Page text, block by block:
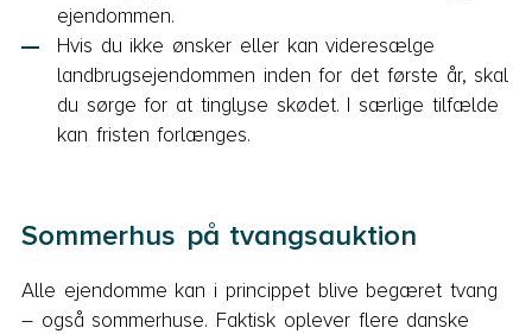
ejendommen.
Hvis du ikke ønsker eller kan videresælge
landbrugsejendommen inden for det første år, skal
du sørge for at tinglyse skødet. I særlige tilfælde
kan fristen forlænges.
Sommerhus på tvangsauktion
Alle ejendomme kan i princippet blive begæret tvang
– også sommerhuse. Faktisk oplever flere danske